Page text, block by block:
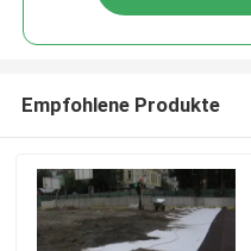
Empfohlene Produkte